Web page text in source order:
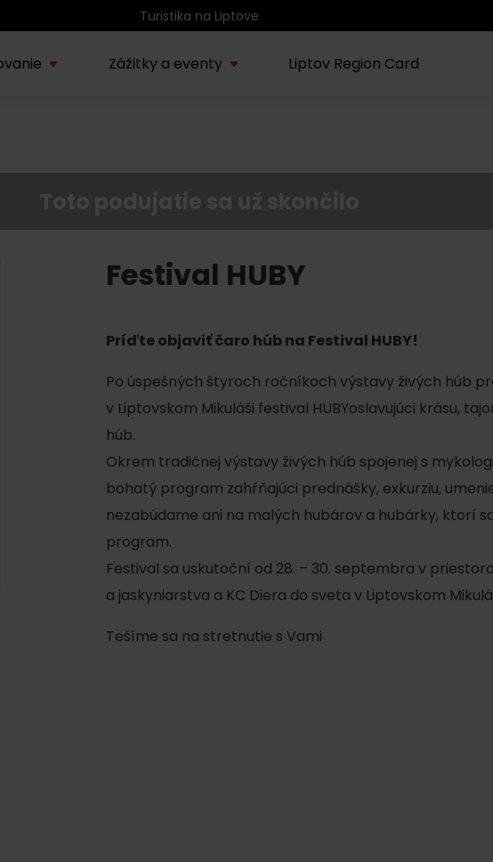
Turistika na Liptove
ZOZNAM INFOCENTIER
Program pre zamestnancov
Teambuildingy
Zážitky a eventy
Tatralandii – letný
Demänovská Dolina
Leto pod Chopkom
Skialpinizmus
Vyber si typ zážitku
Vodné parky
Liptov Region Card
Festival HUBY
Príďte objaviť čaro húb na Festival HUBY!
Po úspešných štyroch ročníkoch výstavy živých húb
v Liptovskom Mikuláši festival HUBYoslavujúci krásu,
húb.
Okrem tradičnej výstavy živých húb spojenej s
bohatý program zahŕňajúci prednášky, exkurziu,
nezabúdame ani na malých hubárov a hubárky, ktorí
program.
Festival sa uskutoční od 28. – 30. septembra v
a jaskyniarstva a KC Diera do sveta v Liptovskom
Tešíme sa na stretnutie s Vami